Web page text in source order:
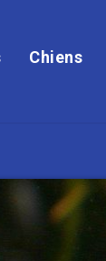
Chiens